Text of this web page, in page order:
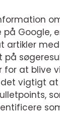
Google,
artikler
på
at blive
vigtigt at